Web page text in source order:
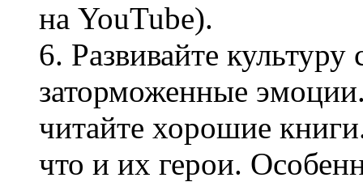
на YouTube).
6. Развивайте
заторможенные
читайте хорошие
что и их герои.